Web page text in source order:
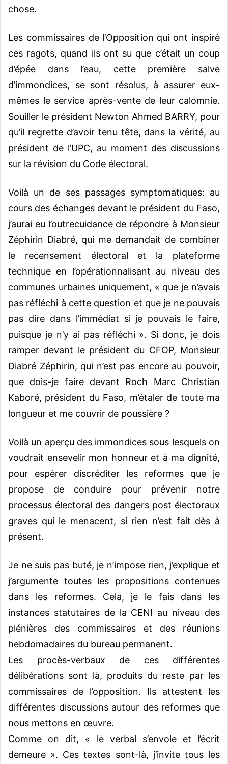
chose.
Les commissaires de l’Opposition qui ont inspiré
ces ragots, quand ils ont su que c’était un coup
d’épée dans l’eau, cette première salve
d’immondices, se sont résolus, à assurer eux-
mêmes le service après-vente de leur calomnie.
Souiller le président Newton Ahmed BARRY, pour
qu’il regrette d’avoir tenu tête, dans la vérité, au
président de l’UPC, au moment des discussions
sur la révision du Code électoral.
Voilà un de ses passages symptomatiques: au
cours des échanges devant le président du Faso,
j’aurai eu l’outrecuidance de répondre à Monsieur
Zéphirin Diabré, qui me demandait de combiner
le recensement électoral et la plateforme
technique en l’opérationnalisant au niveau des
communes urbaines uniquement, « que je n’avais
pas réfléchi à cette question et que je ne pouvais
pas dire dans l’immédiat si je pouvais le faire,
puisque je n’y ai pas réfléchi ». Si donc, je dois
ramper devant le président du CFOP, Monsieur
Diabré Zéphirin, qui n’est pas encore au pouvoir,
que dois-je faire devant Roch Marc Christian
Kaboré, président du Faso, m’étaler de toute ma
longueur et me couvrir de poussière ?
Voilà un aperçu des immondices sous lesquels on
voudrait ensevelir mon honneur et à ma dignité,
pour espérer discréditer les reformes que je
propose de conduire pour prévenir notre
processus électoral des dangers post électoraux
graves qui le menacent, si rien n’est fait dès à
présent.
Je ne suis pas buté, je n’impose rien, j’explique et
j’argumente toutes les propositions contenues
dans les reformes. Cela, je le fais dans les
instances statutaires de la CENI au niveau des
plénières des commissaires et des réunions
hebdomadaires du bureau permanent.
Les procès-verbaux de ces différentes
délibérations sont là, produits du reste par les
commissaires de l’opposition. Ils attestent les
différentes discussions autour des reformes que
nous mettons en œuvre.
Comme on dit, « le verbal s’envole et l’écrit
demeure ». Ces textes sont-là, j’invite tous les